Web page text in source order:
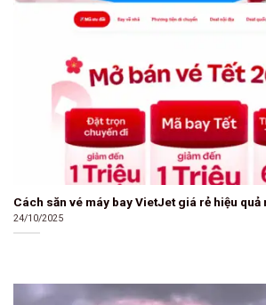
Cách săn vé máy bay VietJet giá rẻ hiệu
24/10/2025